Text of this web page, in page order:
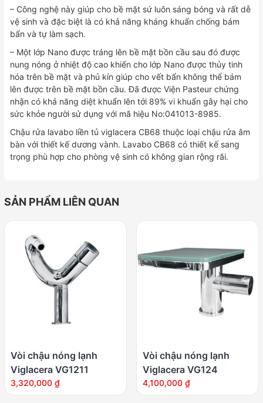
– Công nghệ này giúp cho bề mặt sứ luôn sáng bóng và rất dễ
vệ sinh và đặc biệt là có khả năng kháng khuẩn chống bám
bẩn và tự làm sạch.
– Một lớp Nano được tráng lên bề mặt bồn cầu sau đó được
nung nóng ở nhiệt độ cao khiến cho lớp Nano được thủy tinh
hóa trên bề mặt và phủ kín giúp cho vết bẩn không thể bám
lên được trên bề mặt bồn cầu. Đã được Viện Pasteur chứng
nhận có khả năng diệt khuẩn lên tới 89% vi khuẩn gây hại cho
sức khỏe người sử dụng với mã hiệu No:041013-8985.
Chậu rửa lavabo liền tủ viglacera CB68 thuộc loại chậu rửa âm
bàn với thiết kế dương vành. Lavabo CB68 có thiết kế sang
trọng phù hợp cho phòng vệ sinh có không gian rộng rãi.
SẢN PHẨM LIÊN QUAN
Vòi chậu nóng lạnh
Viglacera VG1211
3,320,000 ₫
Vòi chậu nóng lạnh
Viglacera VG124
4,100,000 ₫